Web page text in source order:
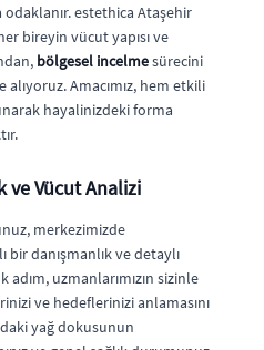
estethica Ataşehir
bireyin vücut yapısı ve
bölgesel incelmesürecini
Amacımız, hem etkili
hayalinizdeki forma
ve Vücut Analizi
merkezimizde
danışmanlık ve detaylı
uzmanlarımızın sizinle
ve hedeflerinizi anlamasını
yağ dokusunun